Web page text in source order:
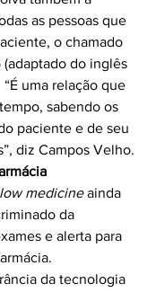
as pessoas que
o chamado
do inglês
“É uma relação que
sabendo os
paciente e de seu
medicine ainda
da
e alerta para
da tecnologia